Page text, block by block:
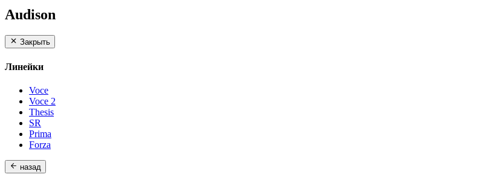
Audison
Закрыть
Линейки
Voce
Voce 2
Thesis
SR
Prima
Forza
назад